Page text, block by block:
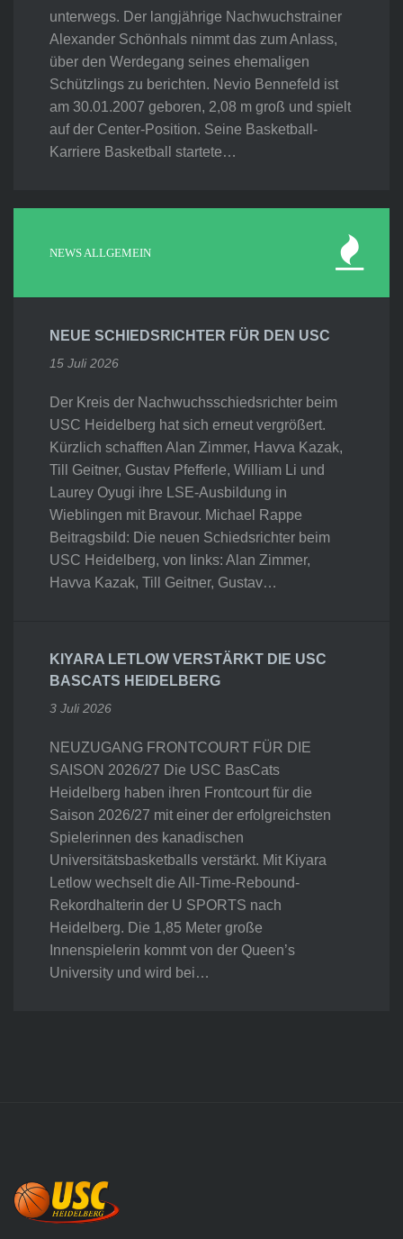
unterwegs. Der langjährige Nachwuchstrainer
Alexander Schönhals nimmt das zum Anlass,
über den Werdegang seines ehemaligen
Schützlings zu berichten. Nevio Bennefeld ist
am 30.01.2007 geboren, 2,08 m groß und spielt
auf der Center-Position. Seine Basketball-
Karriere Basketball startete…
NEWS ALLGEMEIN
NEUE SCHIEDSRICHTER FÜR DEN USC
15 Juli 2026
Der Kreis der Nachwuchsschiedsrichter beim
USC Heidelberg hat sich erneut vergrößert.
Kürzlich schafften Alan Zimmer, Havva Kazak,
Till Geitner, Gustav Pfefferle, William Li und
Laurey Oyugi ihre LSE-Ausbildung in
Wieblingen mit Bravour. Michael Rappe
Beitragsbild: Die neuen Schiedsrichter beim
USC Heidelberg, von links: Alan Zimmer,
Havva Kazak, Till Geitner, Gustav…
KIYARA LETLOW VERSTÄRKT DIE USC
BASCATS HEIDELBERG
3 Juli 2026
NEUZUGANG FRONTCOURT FÜR DIE
SAISON 2026/27 Die USC BasCats
Heidelberg haben ihren Frontcourt für die
Saison 2026/27 mit einer der erfolgreichsten
Spielerinnen des kanadischen
Universitätsbasketballs verstärkt. Mit Kiyara
Letlow wechselt die All-Time-Rebound-
Rekordhalterin der U SPORTS nach
Heidelberg. Die 1,85 Meter große
Innenspielerin kommt von der Queen’s
University und wird bei…